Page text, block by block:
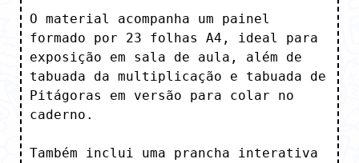
O material acompanha um painel
formado por 23 folhas A4, ideal para
exposição em sala de aula, além de
tabuada da multiplicação e tabuada de
Pitágoras em versão para colar no
caderno.
Também inclui uma prancha interativa